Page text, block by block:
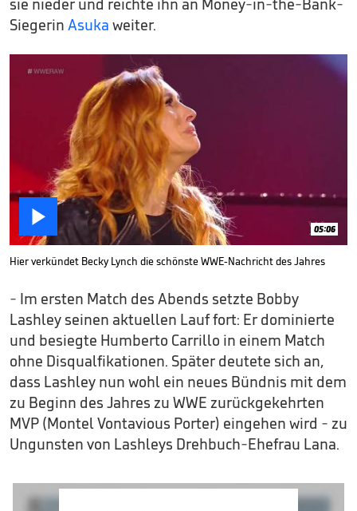
sie nieder und reichte ihn an Money-in-the-Bank-
Siegerin Asuka weiter.
 05:06
Hier verkündet Becky Lynch die schönste WWE-Nachricht des Jahres
- Im ersten Match des Abends setzte Bobby
Lashley seinen aktuellen Lauf fort: Er dominierte
und besiegte Humberto Carrillo in einem Match
ohne Disqualfikationen. Später deutete sich an,
dass Lashley nun wohl ein neues Bündnis mit dem
zu Beginn des Jahres zu WWE zurückgekehrten
MVP (Montel Vontavious Porter) eingehen wird - zu
Ungunsten von Lashleys Drehbuch-Ehefrau Lana.